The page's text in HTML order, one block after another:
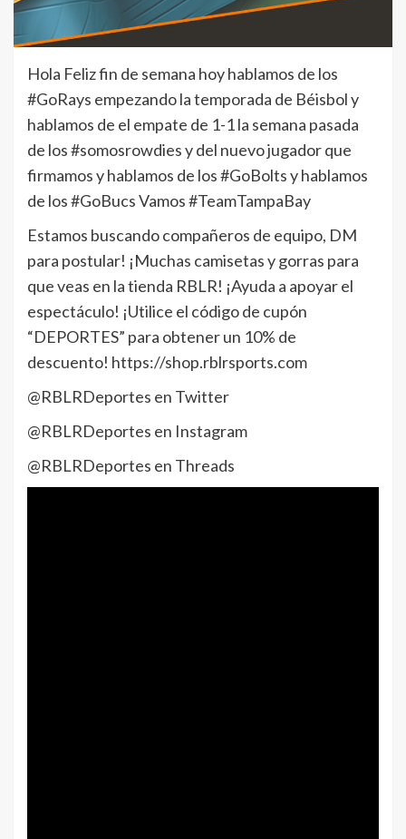
Hola Feliz fin de semana hoy hablamos de los
#GoRays empezando la temporada de Béisbol y
hablamos de el empate de 1-1 la semana pasada
de los #somosrowdies y del nuevo jugador que
firmamos y hablamos de los #GoBolts y hablamos
de los #GoBucs Vamos #TeamTampaBay
Estamos buscando compañeros de equipo, DM
para postular! ¡Muchas camisetas y gorras para
que veas en la tienda RBLR! ¡Ayuda a apoyar el
espectáculo! ¡Utilice el código de cupón
“DEPORTES” para obtener un 10% de
descuento! https://shop.rblrsports.com
@RBLRDeportes en Twitter
@RBLRDeportes en Instagram
@RBLRDeportes en Threads